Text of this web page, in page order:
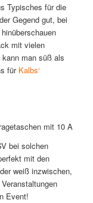
Typisches für die
Gegend gut, bei
mit vielen
man süß als
für Kalbs‘
mit 10
bei solchen
mit den
weiß inzwischen,
Event!